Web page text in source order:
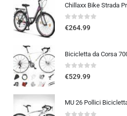
0out of 5
€264.99
0out of 5
€529.99